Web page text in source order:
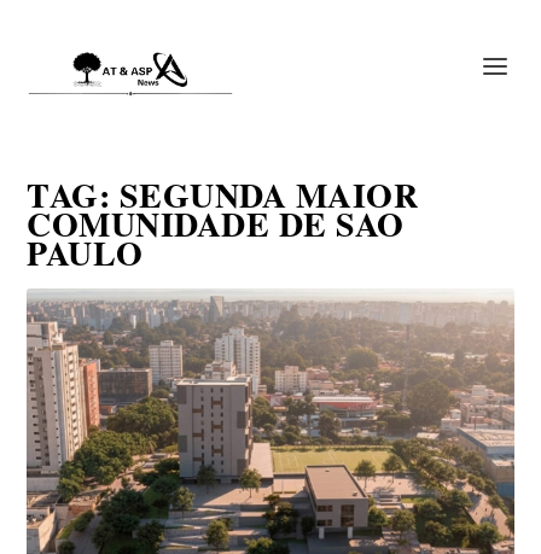
TAG: SEGUNDA MAIOR
COMUNIDADE DE SAO
PAULO